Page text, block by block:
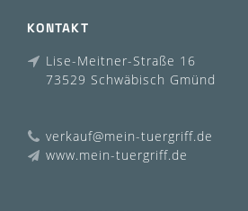
KONTAKT
Lise-Meitner-Straße 16
73529 Schwäbisch Gmünd
verkauf@mein-tuergriff.de
www.mein-tuergriff.de